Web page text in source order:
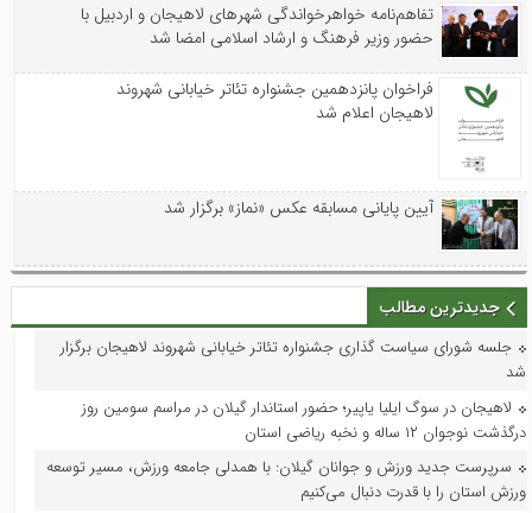
تفاهم‌نامه خواهرخواندگی شهرهای لاهیجان و اردبیل با
حضور وزیر فرهنگ و ارشاد اسلامی امضا شد
فراخوان پانزدهمین جشنواره تئاتر خیابانی شهروند
لاهیجان اعلام شد
آیین پایانی مسابقه عکس «نماز» برگزار شد
جدیدترین مطالب
جلسه شورای سیاست گذاری جشنواره تئاتر خیابانی شهروند لاهیجان برگزار
شد
لاهیجان در سوگ ایلیا یاپیر؛ حضور استاندار گیلان در مراسم سومین روز
درگذشت نوجوان ۱۲ ساله و نخبه ریاضی استان
سرپرست جدید ورزش و جوانان گیلان: با همدلی جامعه ورزش، مسیر توسعه
ورزش استان را با قدرت دنبال می‌کنیم